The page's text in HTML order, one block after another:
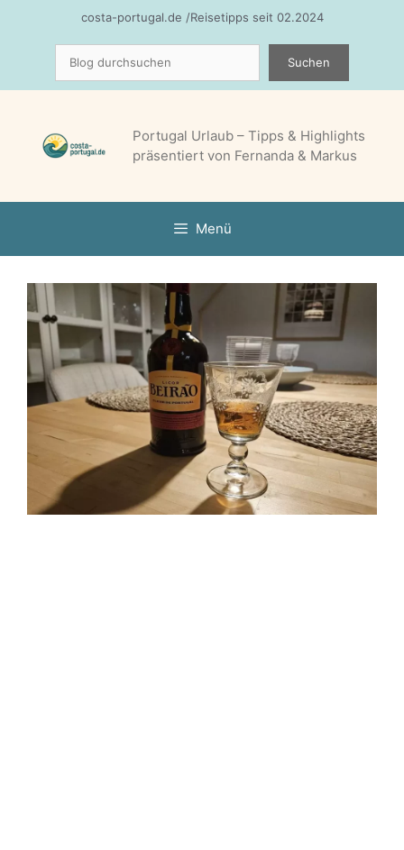
costa-portugal.de /Reisetipps seit 02.2024
Suchen
Portugal Urlaub – Tipps & Highlights
präsentiert von Fernanda & Markus
Menü